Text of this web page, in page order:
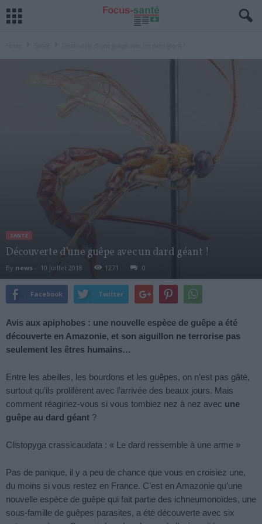
SANTÉ
Découverte d’une guêpe avec un dard géant !
By news - 10 juillet 2018 1271 0
Facebook Twitter
Avis aux apiphobes : une nouvelle espèce de guêpe a été
découverte en Amazonie, et son aiguillon ne terrorise pas
seulement les êtres humains…
Entre les abeilles, les bourdons et les guêpes, on n’est pas gâté,
surtout qu’ils prolifèrent avec l’arrivée des beaux jours. Mais
comment réagiriez-vous si vous tombiez nez à nez avec une
guêpe au dard géant ?
Clistopyga crassicaudata : « Le dard ressemble à une arme »
Pas de panique, il y a peu de chance que vous en croisiez une,
du moins si vous restez en France. C’est en Amazonie qu’une
nouvelle espèce de guêpe qui fait partie des ichneumonoïdes, une
sous-famille de guêpes parasites, a été découverte avec six